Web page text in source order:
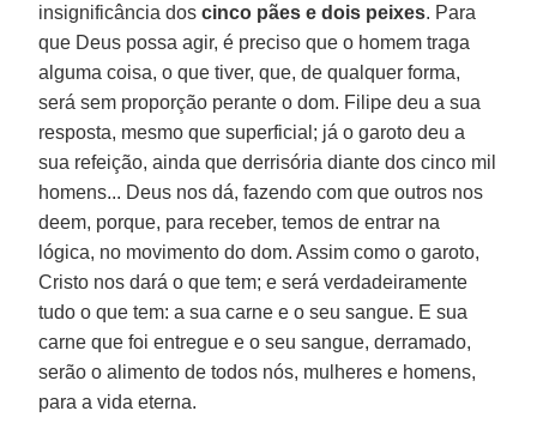
insignificância doscinco pães e dois peixes. Para
que Deus possa agir, é preciso que o homem traga
alguma coisa, o que tiver, que, de qualquer forma,
será sem proporção perante o dom. Filipe deu a sua
resposta, mesmo que superficial; já o garoto deu a
sua refeição, ainda que derrisória diante dos cinco mil
homens... Deus nos dá, fazendo com que outros nos
deem, porque, para receber, temos de entrar na
lógica, no movimento do dom. Assim como o garoto,
Cristo nos dará o que tem; e será verdadeiramente
tudo o que tem: a sua carne e o seu sangue. E sua
carne que foi entregue e o seu sangue, derramado,
serão o alimento de todos nós, mulheres e homens,
para a vida eterna.